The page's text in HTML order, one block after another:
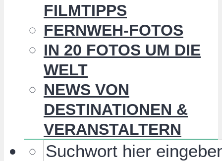
FILMTIPPS
FERNWEH-FOTOS
IN 20 FOTOS UM DIE
WELT
NEWS VON
DESTINATIONEN &
VERANSTALTERN